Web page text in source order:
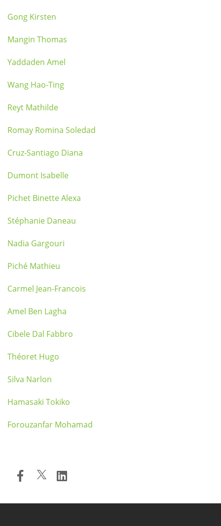
Gong Kirsten
Mangin Thomas
Yaddaden Amel
Wang Hao-Ting
Reyt Mathilde
Romay Romina Soledad
Cruz-Santiago Diana
Dumont Isabelle
Pichet Binette Alexa
Stéphanie Daneau
Nadia Gargouri
Piché Mathieu
Carmel Jean-Francois
Amel Ben Lagha
Cibele Dal Fabbro
Théoret Hugo
Silva Narlon
Hamasaki Tokiko
Forouzanfar Mohamad